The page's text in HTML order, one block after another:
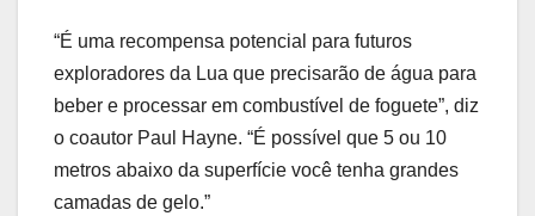
“É uma recompensa potencial para futuros
exploradores da Lua que precisarão de água para
beber e processar em combustível de foguete”, diz
o coautor Paul Hayne. “É possível que 5 ou 10
metros abaixo da superfície você tenha grandes
camadas de gelo.”